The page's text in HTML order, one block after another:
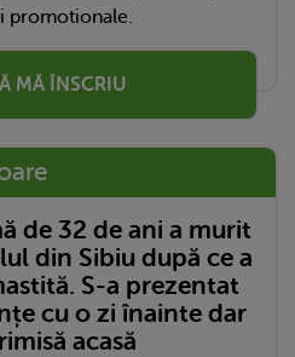
promotionale.
MĂ ÎNSCRIU
de 32 de ani a murit
din Sibiu după ce a
S-a prezentat
cu o zi înainte dar
acasă